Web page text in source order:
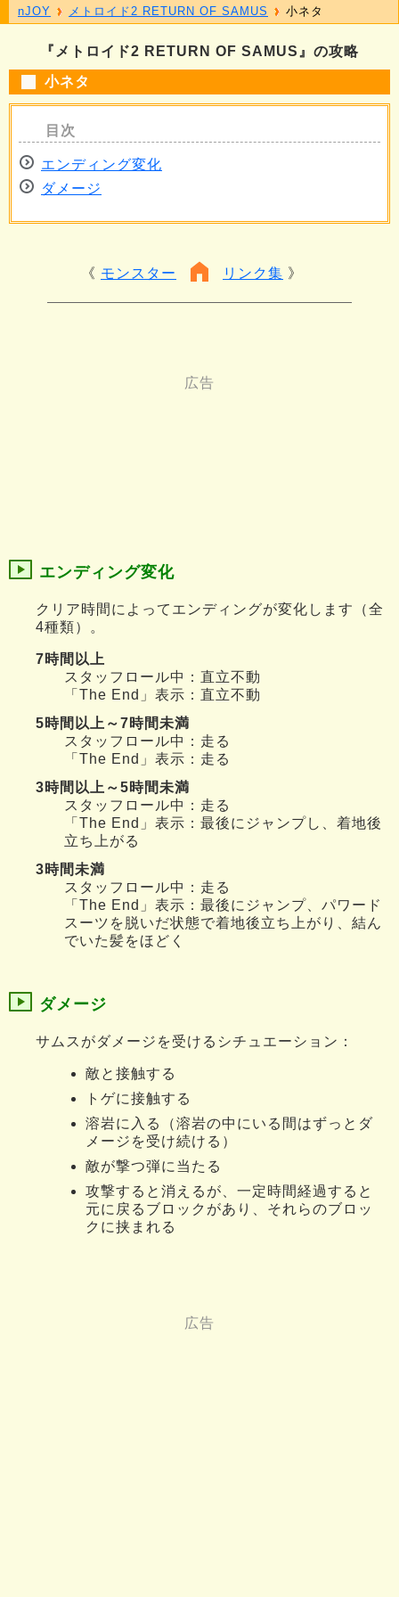
『メトロイド2 RETURN OF SAMUS』の攻略
小ネタ
エンディング変化
ダメージ
モンスター リンク集
エンディング変化
クリア時間によってエンディングが変化します（全
4種類）。
7時間以上
スタッフロール中：直立不動
「The End」表示：直立不動
5時間以上～7時間未満
スタッフロール中：走る
「The End」表示：走る
3時間以上～5時間未満
スタッフロール中：走る
「The End」表示：最後にジャンプし、着地後
立ち上がる
3時間未満
スタッフロール中：走る
「The End」表示：最後にジャンプ、パワード
スーツを脱いだ状態で着地後立ち上がり、結ん
でいた髪をほどく
ダメージ
サムスがダメージを受けるシチュエーション：
敵と接触する
トゲに接触する
溶岩に入る（溶岩の中にいる間はずっとダ
メージを受け続ける）
敵が撃つ弾に当たる
攻撃すると消えるが、一定時間経過すると
元に戻るブロックがあり、それらのブロッ
クに挟まれる
nJOY メトロイド2 RETURN OF SAMUS 小ネタ